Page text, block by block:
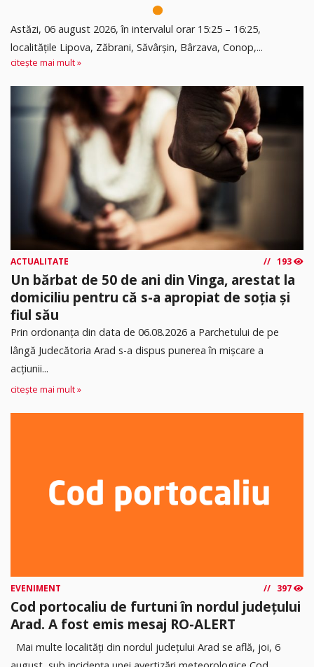
Astăzi, 06 august 2026, în intervalul orar 15:25 – 16:25,
localitățile Lipova, Zăbrani, Săvârșin, Bârzava, Conop,...
citește mai mult »
ACTUALITATE 193
Un bărbat de 50 de ani din Vinga, arestat la
domiciliu pentru că s-a apropiat de soția și
fiul său
Prin ordonanța din data de 06.08.2026 a Parchetului de pe
lângă Judecătoria Arad s-a dispus punerea în mişcare a
acţiunii...
citește mai mult »
EVENIMENT 397
Cod portocaliu de furtuni în nordul județului
Arad. A fost emis mesaj RO-ALERT
Mai multe localități din nordul județului Arad se află, joi, 6